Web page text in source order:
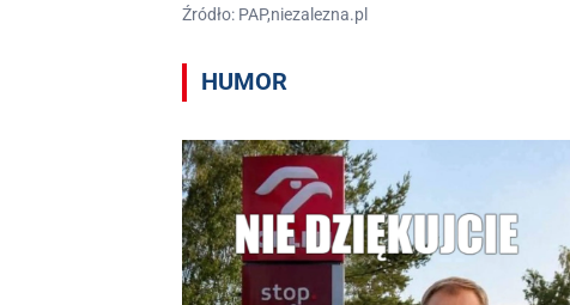
Źródło: PAP,niezalezna.pl
HUMOR